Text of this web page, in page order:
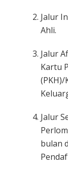
Jalur
Ahli.
Jalur
Kartu
Jalur
bulan